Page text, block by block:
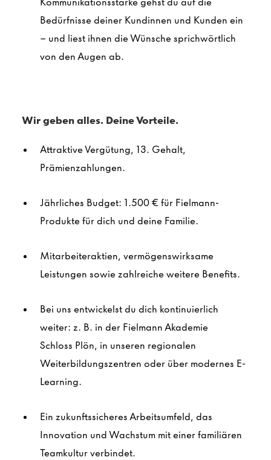
Bedürfnisse deiner Kundinnen und Kunden ein
– und liest ihnen die Wünsche sprichwörtlich
von den Augen ab.
Wir geben alles. Deine Vorteile.
Attraktive Vergütung, 13. Gehalt,
Prämienzahlungen.
Jährliches Budget: 1.500 € für Fielmann-
Produkte für dich und deine Familie.
Mitarbeiteraktien, vermögenswirksame
Leistungen sowie zahlreiche weitere Benefits.
Bei uns entwickelst du dich kontinuierlich
weiter: z. B. in der Fielmann Akademie
Schloss Plön, in unseren regionalen
Weiterbildungszentren oder über modernes E-
Learning.
Ein zukunftssicheres Arbeitsumfeld, das
Innovation und Wachstum mit einer familiären
Teamkultur verbindet.